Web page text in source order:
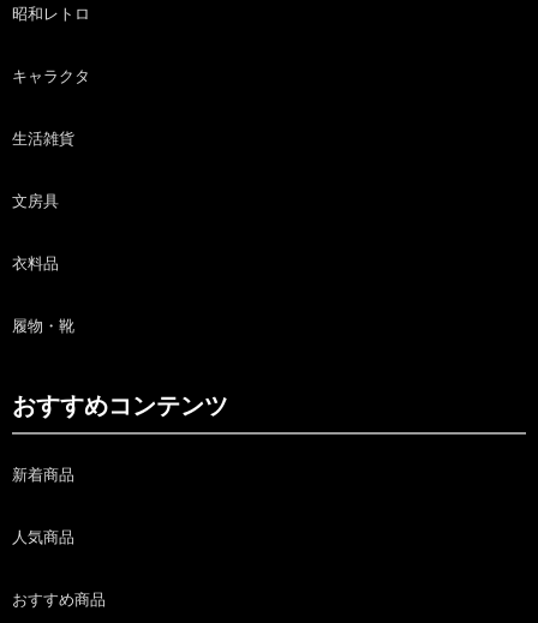
昭和レトロ
キャラクタ
生活雑貨
文房具
衣料品
履物・靴
おすすめコンテンツ
新着商品
人気商品
おすすめ商品